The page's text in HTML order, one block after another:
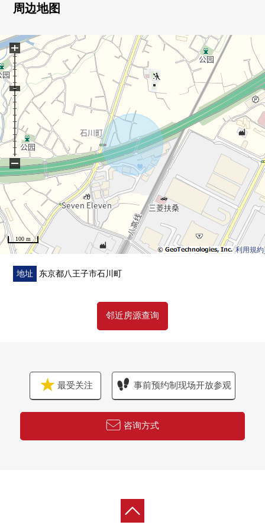
能在喜欢的House厂商、建筑公司建造
▼周边环境
・7-Eleven八王子田岛桥店步行4分钟(约250m)
・八王子市立小宫小学步行9分钟(约670m)
・石川桑原公园步行3分钟(约210m)
■ 在找想要的家方面给予帮助的━━━━━・・・
房源的详细、需讨论是如有意向，请跟我们联系。
周边地图
利用規約
100 m
+
−
地址 东京都八王子市石川町
邻近房源查询
最受关注 事前预约制现场开放参观
咨询方式